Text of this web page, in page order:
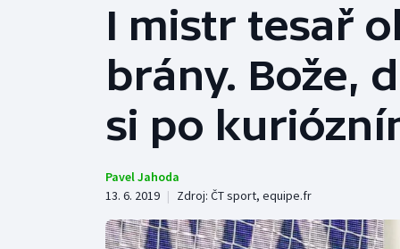
Hokej
Tenis
Atletika
Cyklistika
Baseball a softbal
Basketbal
Biatlon
I mistr tesař
brány. Bože,
si po
Pavel Jahoda
13. 6. 2019 | Zdroj: ČT sport, equipe.fr